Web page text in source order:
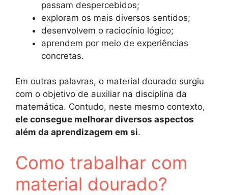
passam despercebidos;
exploram os mais diversos sentidos;
desenvolvem o raciocínio lógico;
aprendem por meio de experiências
concretas.
Em outras palavras, o material dourado surgiu
com o objetivo de auxiliar na disciplina da
matemática. Contudo, neste mesmo contexto,
ele consegue melhorar diversos aspectos
além da aprendizagem em si.
Como trabalhar com
material dourado?